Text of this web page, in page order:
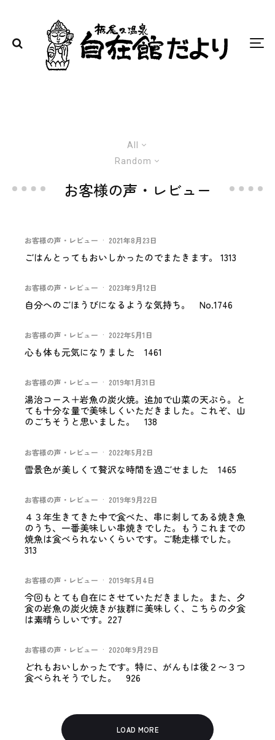
All
Random
お客様の声・レビュー
お客様の声・レビュー · 2021年8月23日
ごはんとってもおいしかったのでまたきます。 1313
お客様の声・レビュー · 2023年9月12日
自分へのごほうびになるような気持ち。 No.1746
お客様の声・レビュー · 2022年5月1日
心も体も元気になりました 1461
お客様の声・レビュー · 2019年1月31日
湯治コース＋岩魚の炭火焼。追加で山菜の天ぷら。と
ても十分な量で美味しくいただきました。これぞ、山
のごちそうと思いました。 138
お客様の声・レビュー · 2022年5月2日
雪景色が美しくて贅沢な時間を過ごせました 1465
お客様の声・レビュー · 2019年9月22日
４３年生きてきた中で食べた、串に刺してある焼き魚
のうち、一番美味しい串焼きでした。もうこれまでの
焼魚は食べられないくらいです。ご馳走様でした。
313
お客様の声・レビュー · 2019年5月4日
今回もとても自在にさせていただきました。また、夕
食の岩魚の炭火焼きが抜群に美味しく、こちらの夕食
は素晴らしいです。227
お客様の声・レビュー · 2020年9月29日
どれもおいしかったです。特に、がんもは後２〜３つ
食べられそうでした。 926
LOAD MORE